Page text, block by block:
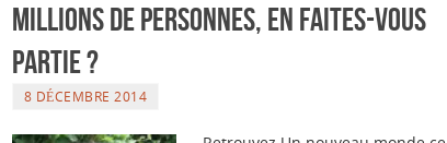
millions de personnes, en faites-vous
partie ?
8 DÉCEMBRE 2014